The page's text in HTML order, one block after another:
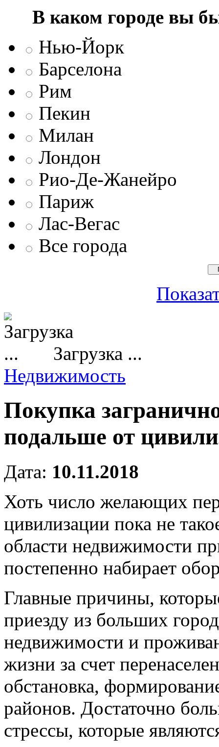
В каком городе вы
Нью-Йорк
Барселона
Рим
Пекин
Милан
Лондон
Рио-Де-Жанейро
Париж
Лас-Вегас
Все города
Загрузка ...
Недвижимость
Покупка
подальше от
Дата: 10.11.2018
Хоть число желающих
цивилизации пока не
области недвижимости
постепенно набирает
Главные причины,
приезду из больших
недвижимости и
жизни за счет
обстановка,
районов. Достаточно
стрессы, которые